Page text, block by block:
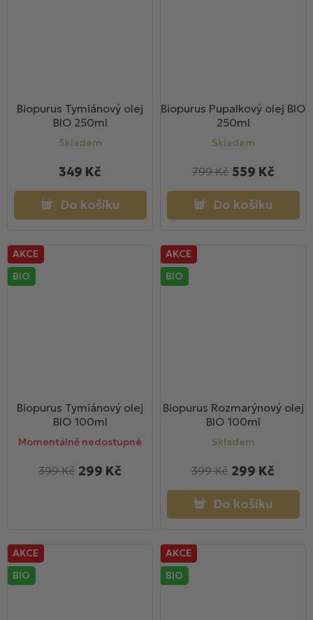
Biopurus Tymiánový olej
BIO 250ml
Skladem
349 Kč
Do košíku
Biopurus Pupalkový olej BIO
250ml
Skladem
559 Kč
799 Kč
Do košíku
AKCE
BIO
Biopurus Tymiánový olej
BIO 100ml
Momentálně nedostupné
299 Kč
399 Kč
AKCE
BIO
Biopurus Rozmarýnový olej
BIO 100ml
Skladem
299 Kč
399 Kč
Do košíku
AKCE
BIO
AKCE
BIO